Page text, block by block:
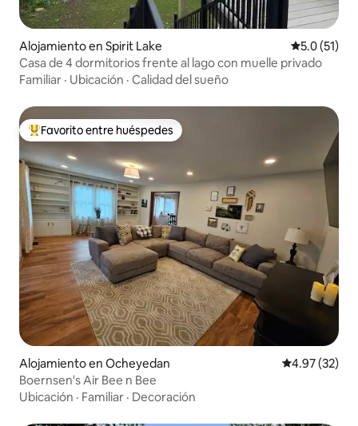
Alojamiento en Spirit Lake Calificación
5.0 (51)
Casa de 4 dormitorios frente al lago con muelle privado
Familiar · Ubicación · Calidad del sueño
Favorito entre huéspedes preferido
Favorito entre huéspedes
Alojamiento en Ocheyedan Calificación
4.97 (32)
Boernsen's Air Bee n Bee
Ubicación · Familiar · Decoración